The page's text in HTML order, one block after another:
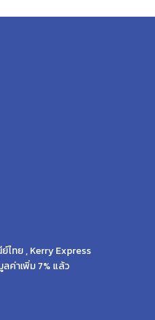
ทย , Kerry Express
ค่าเพิ่ม 7% แล้ว